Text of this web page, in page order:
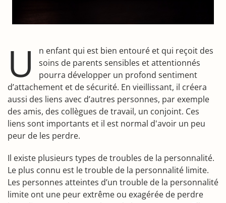
U
n enfant qui est bien entouré et qui reçoit des
soins de parents sensibles et attentionnés
pourra développer un profond sentiment
d’attachement et de sécurité. En vieillissant, il créera
aussi des liens avec d’autres personnes, par exemple
des amis, des collègues de travail, un conjoint. Ces
liens sont importants et il est normal d'avoir un peu
peur de les perdre.
Il existe plusieurs types de troubles de la personnalité.
Le plus connu est le trouble de la personnalité limite.
Les personnes atteintes d’un trouble de la personnalité
limite ont une peur extrême ou exagérée de perdre